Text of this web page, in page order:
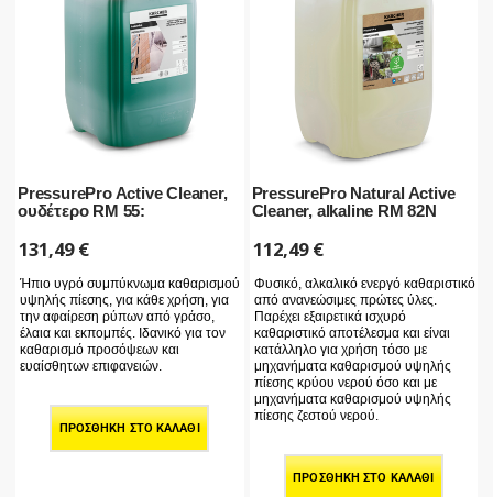
PressurePro Active Cleaner,
ουδέτερο RM 55:
131,49€
Ήπιο υγρό συμπύκνωμα καθαρισμού
υψηλής πίεσης, για κάθε χρήση, για
την αφαίρεση ρύπων από γράσο,
έλαια και εκπομπές. Ιδανικό για τον
καθαρισμό προσόψεων και
ευαίσθητων επιφανειών.
ΠΡΟΣΘΉΚΗ ΣΤΟ ΚΑΛΆΘΙ
PressurePro Natural Active
Cleaner, alkaline RM 82N
112,49€
Φυσικό, αλκαλικό ενεργό καθαριστικό
από ανανεώσιμες πρώτες ύλες.
Παρέχει εξαιρετικά ισχυρό
καθαριστικό αποτέλεσμα και είναι
κατάλληλο για χρήση τόσο με
μηχανήματα καθαρισμού υψηλής
πίεσης κρύου νερού όσο και με
μηχανήματα καθαρισμού υψηλής
πίεσης ζεστού νερού.
ΠΡΟΣΘΉΚΗ ΣΤΟ ΚΑΛΆΘΙ